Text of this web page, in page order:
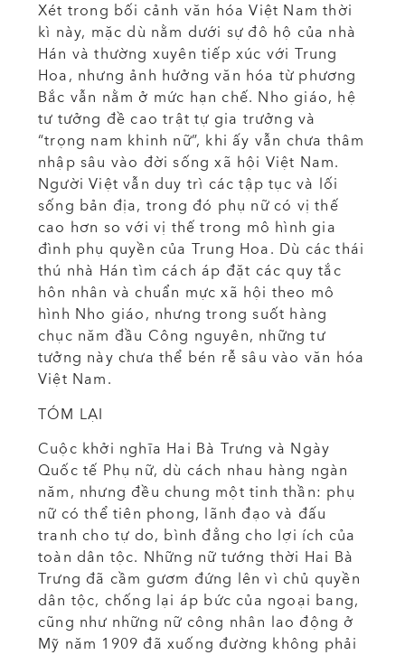
Xét trong bối cảnh văn hóa Việt Nam thời
kì này, mặc dù nằm dưới sự đô hộ của nhà
Hán và thường xuyên tiếp xúc với Trung
Hoa, nhưng ảnh hưởng văn hóa từ phương
Bắc vẫn nằm ở mức hạn chế. Nho giáo, hệ
tư tưởng đề cao trật tự gia trưởng và
“trọng nam khinh nữ”, khi ấy vẫn chưa thâm
nhập sâu vào đời sống xã hội Việt Nam.
Người Việt vẫn duy trì các tập tục và lối
sống bản địa, trong đó phụ nữ có vị thế
cao hơn so với vị thế trong mô hình gia
đình phụ quyền của Trung Hoa. Dù các thái
thú nhà Hán tìm cách áp đặt các quy tắc
hôn nhân và chuẩn mực xã hội theo mô
hình Nho giáo, nhưng trong suốt hàng
chục năm đầu Công nguyên, những tư
tưởng này chưa thể bén rễ sâu vào văn hóa
Việt Nam.
TÓM LẠI
Cuộc khởi nghĩa Hai Bà Trưng và Ngày
Quốc tế Phụ nữ, dù cách nhau hàng ngàn
năm, nhưng đều chung một tinh thần: phụ
nữ có thể tiên phong, lãnh đạo và đấu
tranh cho tự do, bình đẳng cho lợi ích của
toàn dân tộc. Những nữ tướng thời Hai Bà
Trưng đã cầm gươm đứng lên vì chủ quyền
dân tộc, chống lại áp bức của ngoại bang,
cũng như những nữ công nhân lao động ở
Mỹ năm 1909 đã xuống đường không phải